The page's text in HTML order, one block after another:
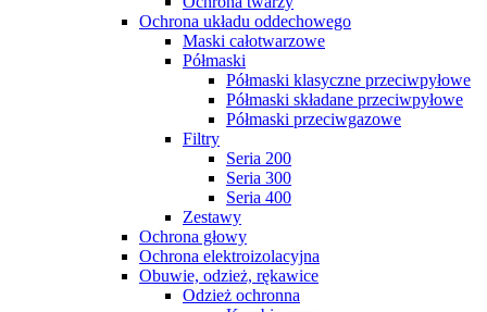
Ochrona układu oddechowego
Maski całotwarzowe
Półmaski
Półmaski klasyczne przeciwpyłowe
Półmaski składane przeciwpyłowe
Półmaski przeciwgazowe
Filtry
Seria 200
Seria 300
Seria 400
Zestawy
Ochrona głowy
Ochrona elektroizolacyjna
Obuwie, odzież, rękawice
Odzież ochronna